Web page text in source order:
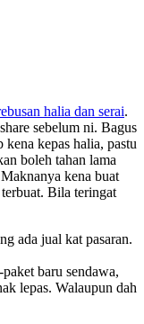
halia dan serai.
sebelum ni. Bagus
kepas halia, pastu
boleh tahan lama
kena buat
Bila teringat
ada jual kat pasaran.
baru sendawa,
lepas. Walaupun dah